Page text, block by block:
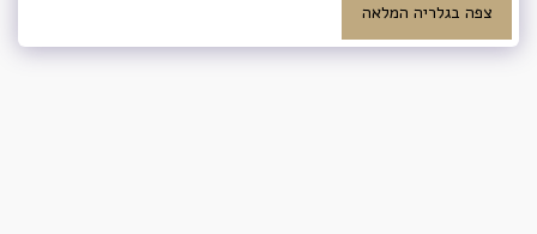
צפה בגלריה המלאה